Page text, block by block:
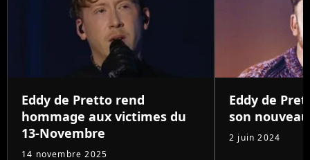
Eddy de Pretto rend
hommage aux victimes du
13-Novembre
14 novembre 2025
Eddy de
son
2 juin 2024